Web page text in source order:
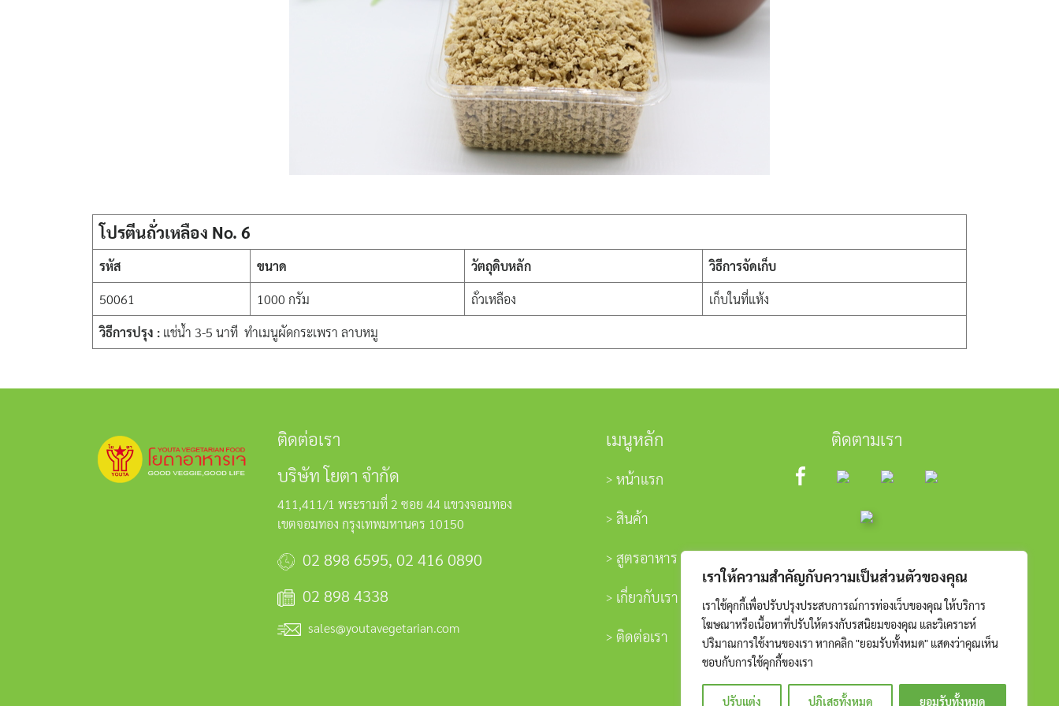
เราให้ความสำคัญกับความเป็นส่วนตัวของคุณ
เราใช้คุกกี้เพื่อปรับปรุงประสบการณ์การท่องเว็บของคุณ ให้บริการ
โฆษณาหรือเนื้อหาที่ปรับให้ตรงกับรสนิยมของคุณ และวิเคราะห์
ปริมาณการใช้งานของเรา หากคลิก "ยอมรับทั้งหมด" แสดงว่าคุณเห็น
ชอบกับการใช้คุกกี้ของเรา
ปรับแต่ง ปฏิเสธทั้งหมด ยอมรับทั้งหมด
โปรตีนถั่วเหลือง No. 6
รหัส ขนาด วัตถุดิบหลัก
วิธีการจัดเก็บ
50061
1000 กรัม ถั่วเหลือง
เก็บในที่แห้ง
วิธีการปรุง : แช่น้ำ 3-5 นาที ทำเมนูผัดกระเพรา ลาบหมู
ติดต่อเรา
บริษัท โยตา จำกัด
411,411/1 พระรามที่ 2 ซอย 44 แขวงจอมทอง
เขตจอมทอง กรุงเทพมหานคร 10150
02 898 6595, 02 416 0890
02 898 4338
sales@youtavegetarian.com
เมนูหลัก
หน้าแรก
สินค้า
สูตรอาหาร
เกี่ยวกับเรา
ติดต่อเรา
ติดตามเรา